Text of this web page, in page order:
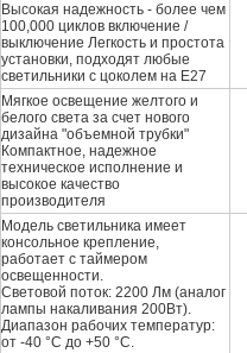
Высокая надежность - более чем
100,000 циклов включение /
выключение Легкость и простота
установки, подходят любые
светильники с цоколем на E27
Мягкое освещение желтого и
белого света за счет нового
дизайна "объемной трубки"
Компактное, надежное
техническое исполнение и
высокое качество
производителя
Модель светильника имеет
консольное крепление,
работает с таймером
освещенности.
Световой поток: 2200 Лм (аналог
лампы накаливания 200Вт).
Диапазон рабочих температур:
от -40 °C до +50 °C.